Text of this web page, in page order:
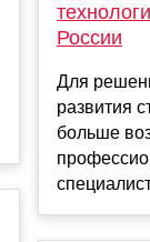
России
Для
развития
больше